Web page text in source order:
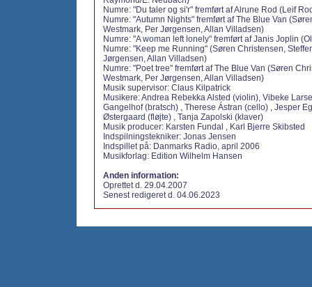
Numre: "Du taler og si'r" fremført af Alrune Rod (Leif
Numre: "Autumn Nights" fremført af The Blue Van
Westmark, Per Jørgensen, Allan Villadsen)
Numre: "A woman left lonely" fremført af Janis Joplin
Numre: "Keep me Running" (Søren Christensen,
Jørgensen, Allan Villadsen)
Numre: "Poet tree" fremført af The Blue Van (Søren
Westmark, Per Jørgensen, Allan Villadsen)
Musik supervisor: Claus Kilpatrick
Musikere: Andrea Rebekka Alsted (violin), Vibeke
Gangelhof (bratsch) , Therese Ástran (cello) , Jesper
Østergaard (fløjte) , Tanja Zapolski (klaver)
Musik producer: Karsten Fundal , Karl Bjerre Skibsted
Indspilningstekniker: Jonas Jensen
Indspillet på: Danmarks Radio, april 2006
Musikforlag: Edition Wilhelm Hansen
Anden information:
Oprettet d. 29.04.2007
Senest redigeret d. 04.06.2023